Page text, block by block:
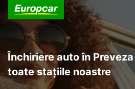
Închiriere auto în
toate stațiile noastre